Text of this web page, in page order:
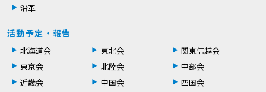
沿革
活動予定・報告
北海道会 東北会
関東信越会
東京会
北陸会
中部会
近畿会
中国会
四国会